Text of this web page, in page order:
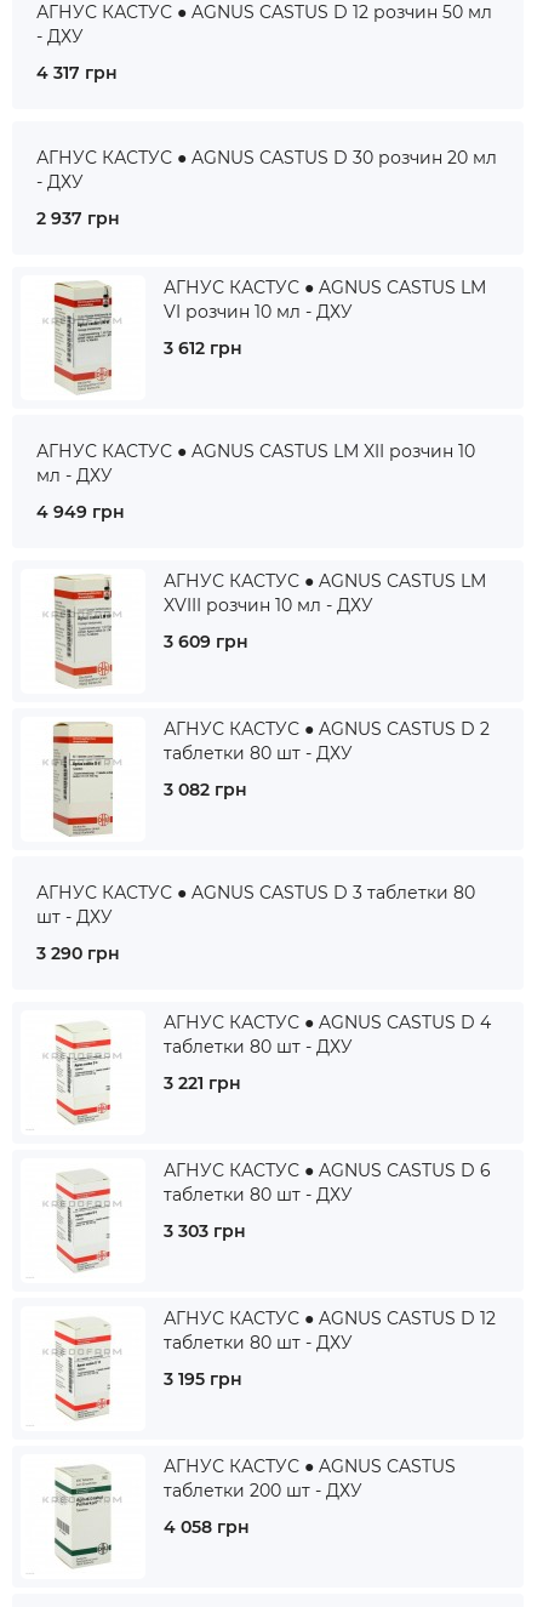
АГНУС КАСТУС ● AGNUS CASTUS D 12 розчин 50 мл
- ДХУ
4 317 грн
АГНУС КАСТУС ● AGNUS CASTUS D 30 розчин 20 мл
- ДХУ
2 937 грн
АГНУС КАСТУС ● AGNUS CASTUS LM
VI розчин 10 мл - ДХУ
3 612 грн
АГНУС КАСТУС ● AGNUS CASTUS LM XII розчин 10
мл - ДХУ
4 949 грн
АГНУС КАСТУС ● AGNUS CASTUS LM
XVIII розчин 10 мл - ДХУ
3 609 грн
АГНУС КАСТУС ● AGNUS CASTUS D 2
таблетки 80 шт - ДХУ
3 082 грн
АГНУС КАСТУС ● AGNUS CASTUS D 3 таблетки 80
шт - ДХУ
3 290 грн
АГНУС КАСТУС ● AGNUS CASTUS D 4
таблетки 80 шт - ДХУ
3 221 грн
АГНУС КАСТУС ● AGNUS CASTUS D 6
таблетки 80 шт - ДХУ
3 303 грн
АГНУС КАСТУС ● AGNUS CASTUS D 12
таблетки 80 шт - ДХУ
3 195 грн
АГНУС КАСТУС ● AGNUS CASTUS
таблетки 200 шт - ДХУ
4 058 грн